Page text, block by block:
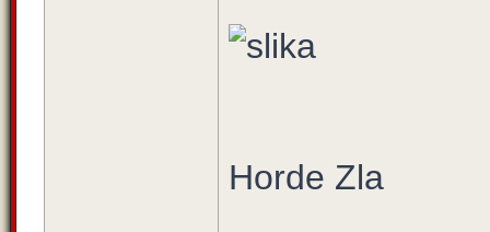
Horde Zla